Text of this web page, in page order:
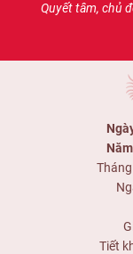
Quyết tâm, chủ
Tiết